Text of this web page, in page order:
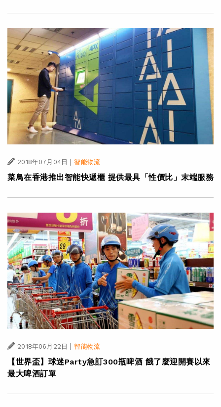
2018年07月04日 | 智能物流
菜鳥在香港推出智能快遞櫃 提供最具「性價比」末端服務
2018年06月22日 | 智能物流
【世界盃】球迷Party急訂300瓶啤酒 餓了麼迎開賽以來
最大啤酒訂單